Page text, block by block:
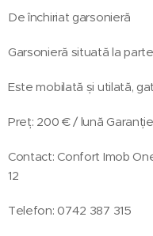
De închiriat garsonieră
Garsonieră situată la
Este mobilată și utilată,
Preț: 200 € / lună
Contact: Confort Imob
12
Telefon: 0742 387 315